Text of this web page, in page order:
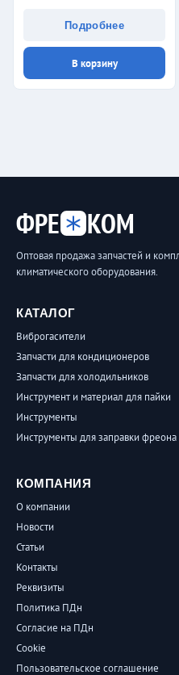
Подробнее
В корзину
ФРЕ КОМ
Оптовая продажа запчастей и
климатического оборудования.
КАТАЛОГ
Виброгасители
Запчасти для кондиционеров
Запчасти для холодильников
Инструмент и материал для пайки
Инструменты
Инструменты для заправки фреона
КОМПАНИЯ
О компании
Новости
Статьи
Контакты
Реквизиты
Политика ПДн
Согласие на ПДн
Cookie
Пользовательское соглашение